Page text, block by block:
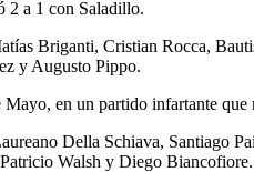
2 a 1 con Saladillo.
Briganti, Cristian Rocca,
y Augusto Pippo.
en un partido infartante que
Della Schiava, Santiago
Walsh y Diego Biancofiore.